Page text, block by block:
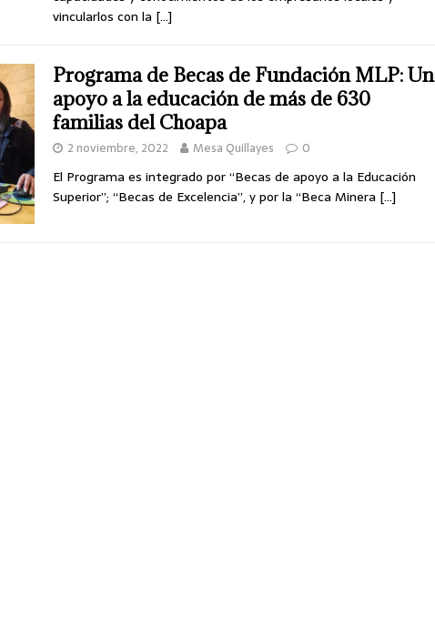
vincularlos con la […]
Programa de Becas de Fundación MLP: Un
apoyo a la educación de más de 630
familias del Choapa
2 noviembre, 2022 Mesa Quillayes 0
El Programa es integrado por “Becas de apoyo a la Educación
Superior”; “Becas de Excelencia”, y por la “Beca Minera […]